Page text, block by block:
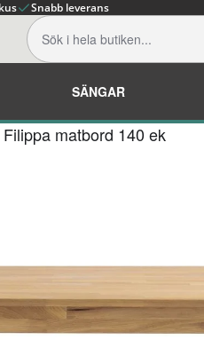
Snabb leverans
SÄNGAR
Filippa matbord 140 ek